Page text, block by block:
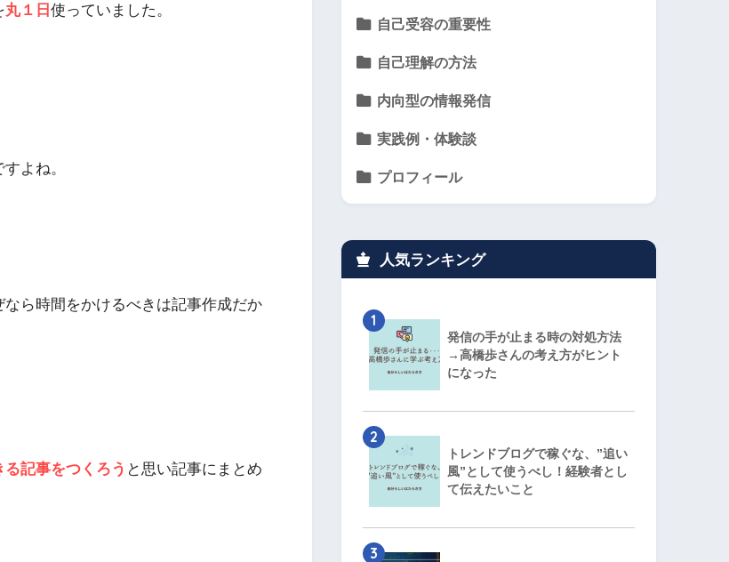
丸１日 使っていました。
よね。
ら時間をかけるべきは記事作成だか
記事をつくろう と思い記事にまとめ
自己受容の重要性
自己理解の方法
内向型の情報発信
実践例・体験談
プロフィール
人気ランキング
1
発信の手が止まる時の対処方法
→高橋歩さんの考え方がヒント
になった
2
トレンドブログで稼ぐな、”追い
風”として使うべし！経験者とし
て伝えたいこと
3